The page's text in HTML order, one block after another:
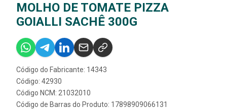
MOLHO DE TOMATE PIZZA
GOIALLI SACHÊ 300G
Código do Fabricante: 14343
Código: 42930
Código NCM: 21032010
Código de Barras do Produto: 17898909066131